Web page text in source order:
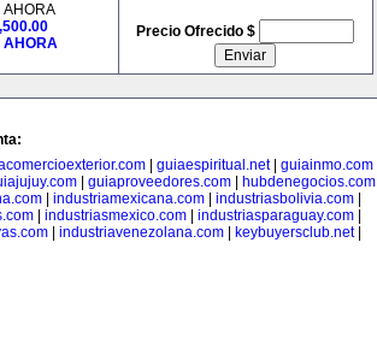
AHORA
AHORA
Precio Ofrecido $
| guiaespiritual.net| guiainmo.com|
| guiaproveedores.com| hubdenegocios.com|
| industriamexicana.com| industriasbolivia.com|
industriasmexico.com industriasparaguay.com
industriavenezolana.com keybuyersclub.net|